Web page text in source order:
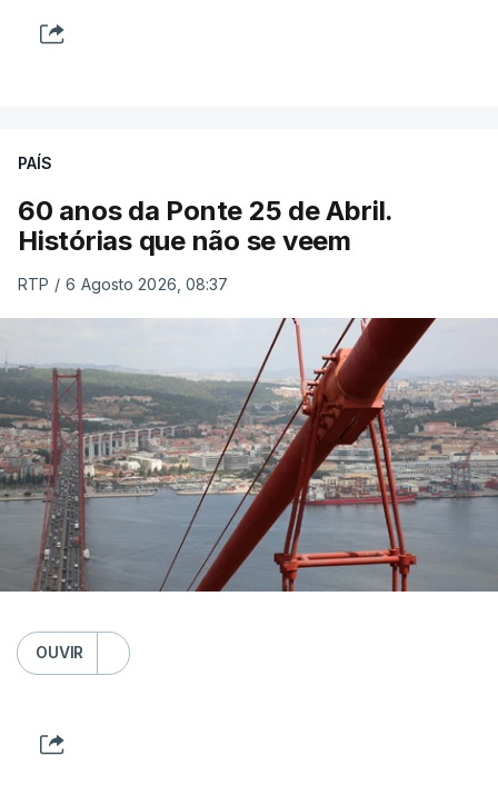
PAÍS
60 anos da Ponte 25 de Abril.
Histórias que não se veem
RTP / 6 Agosto 2026, 08:37
OUVIR